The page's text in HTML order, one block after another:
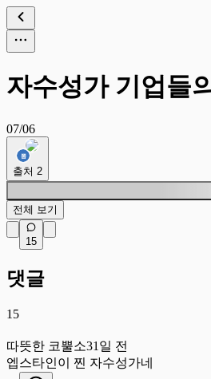
자수성가 기업들
07/06
출처 2
전체 보기
15
댓글
15
따뜻한 코뿔소31일 전
엡스타인이 찐 자수성가네